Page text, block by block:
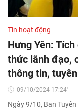
Tin hoạt động
Hưng Yên:
thức lãnh đạo,
thông tin,
09/10/2024 17:24'
Ngày 9/10, Ban